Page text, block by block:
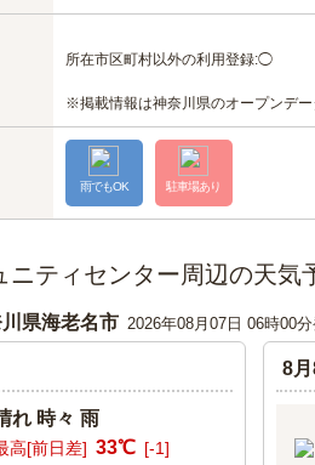
所在市区町村以外の利用登録:◯
※掲載情報は神奈川県のオープンデー
雨でもOK 駐車場あり
ニティセンター周辺の天気
県海老名市 2026年08月07日 06時00
れ 時々 雨
高[前日差] 33℃ [-1]
8